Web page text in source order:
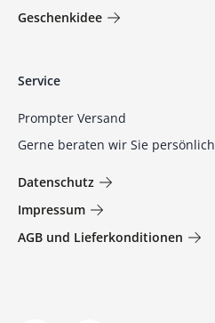
Geschenkidee
Service
Prompter Versand
Gerne beraten wir Sie persönlich
Datenschutz
Impressum
AGB und Lieferkonditionen